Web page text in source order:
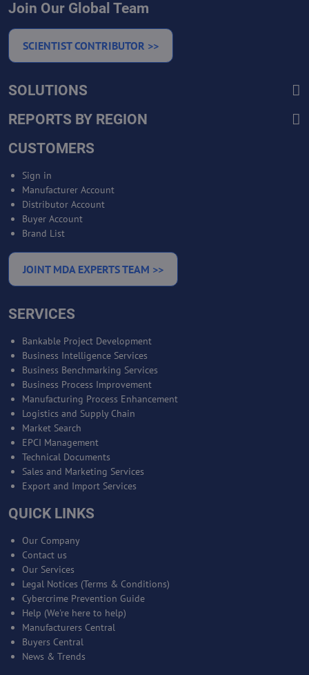
Join Our Global Team
SCIENTIST CONTRIBUTOR >>
SOLUTIONS
REPORTS BY REGION
CUSTOMERS
Sign in
Manufacturer Account
Distributor Account
Buyer Account
Brand List
JOINT MDA EXPERTS TEAM >>
SERVICES
Bankable Project Development
Business Intelligence Services
Business Benchmarking Services
Business Process Improvement
Manufacturing Process Enhancement
Logistics and Supply Chain
Market Search
EPCI Management
Technical Documents
Sales and Marketing Services
Export and Import Services
QUICK LINKS
Our Company
Contact us
Our Services
Legal Notices (Terms & Conditions)
Cybercrime Prevention Guide
Help (We're here to help)
Manufacturers Central
Buyers Central
News & Trends